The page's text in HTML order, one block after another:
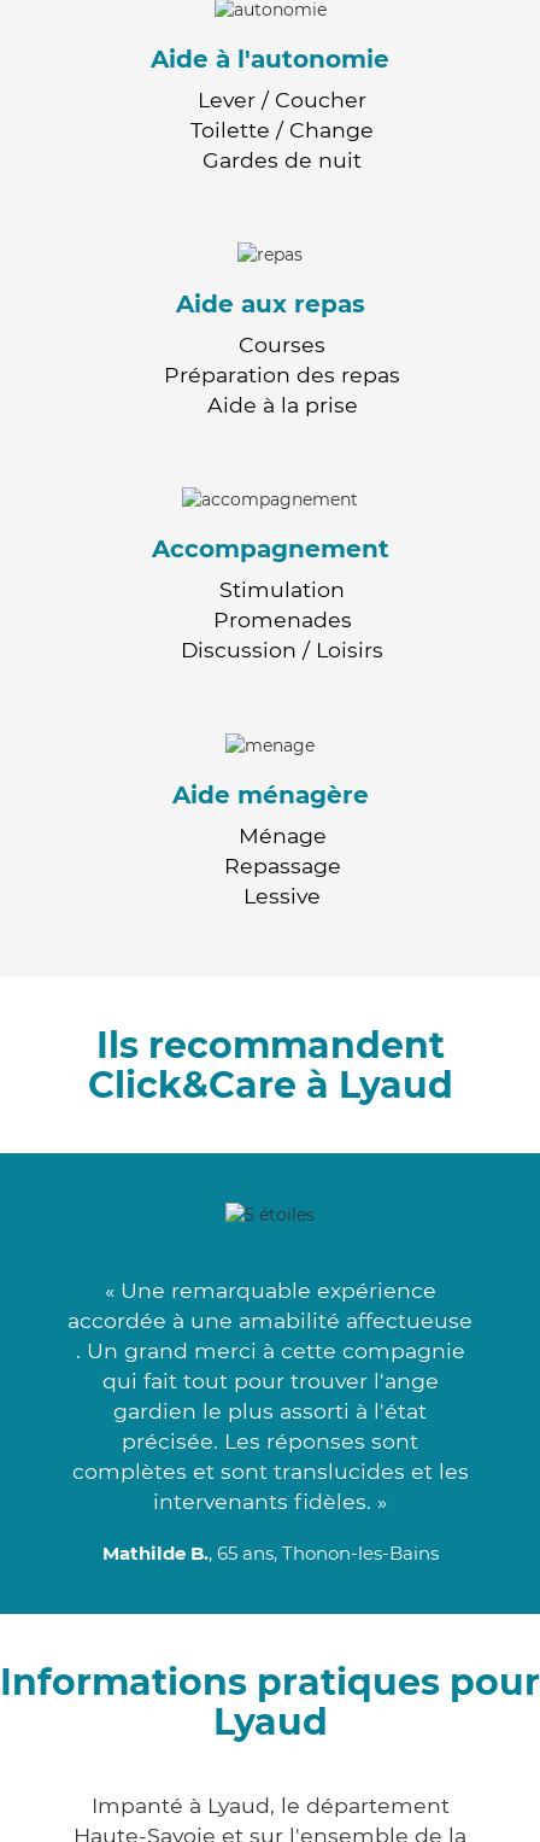
Aide à l'autonomie
Lever / Coucher
Toilette / Change
Gardes de nuit
Aide aux repas
Courses
Préparation des repas
Aide à la prise
Accompagnement
Stimulation
Promenades
Discussion / Loisirs
Aide ménagère
Ménage
Repassage
Lessive
Ils recommandent
Click&Care à Lyaud
« Une remarquable expérience
accordée à une amabilité affectueuse
. Un grand merci à cette compagnie
qui fait tout pour trouver l'ange
gardien le plus assorti à l'état
précisée. Les réponses sont
complètes et sont translucides et les
intervenants fidèles. »
Mathilde B., 65 ans, Thonon-les-Bains
Informations pratiques pour
Lyaud
Impanté à Lyaud, le département
Haute-Savoie et sur l'ensemble de la